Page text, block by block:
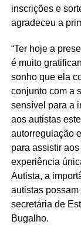
inscrições e
agradeceu a
“Ter hoje a
é muito
sonho que ela
conjunto com a
sensível para a
aos autistas
autorregulação
para assistir
experiência
Autista, a
autistas possam
secretária de
Bugalho.